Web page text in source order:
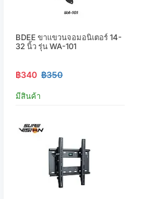
BDEE ขาแขวนจอมอนิเตอร์ 14-
32 นิ้ว รุ่น WA-101
฿340 ฿350
มีสินค้า